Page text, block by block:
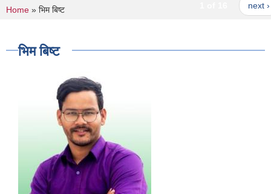
next ›
You are here
Home » भिम बिष्ट
भिम बिष्ट